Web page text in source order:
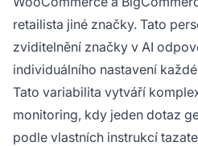
retailista jiné značky. Tato
zviditelnění značky v AI
individuálního nastavení
Tato variabilita vytváří
monitoring, kdy jeden dotaz
podle vlastních instrukcí